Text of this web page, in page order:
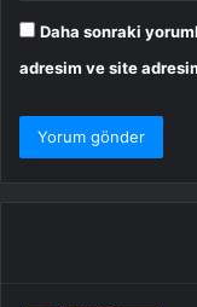
Daha sonraki
adresim ve site